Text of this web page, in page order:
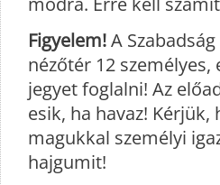
Figyelem!A
nézőtér 12
jegyet foglalni! Az
esik, ha havaz! Kérjük,
magukkal személyi
hajgumit!